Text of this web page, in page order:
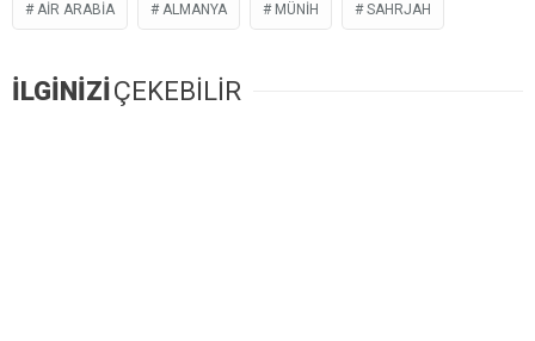
AIR ARABIA ALMANYA MÜNIH SAHRJAH
İLGİNİZİ ÇEKEBİLİR